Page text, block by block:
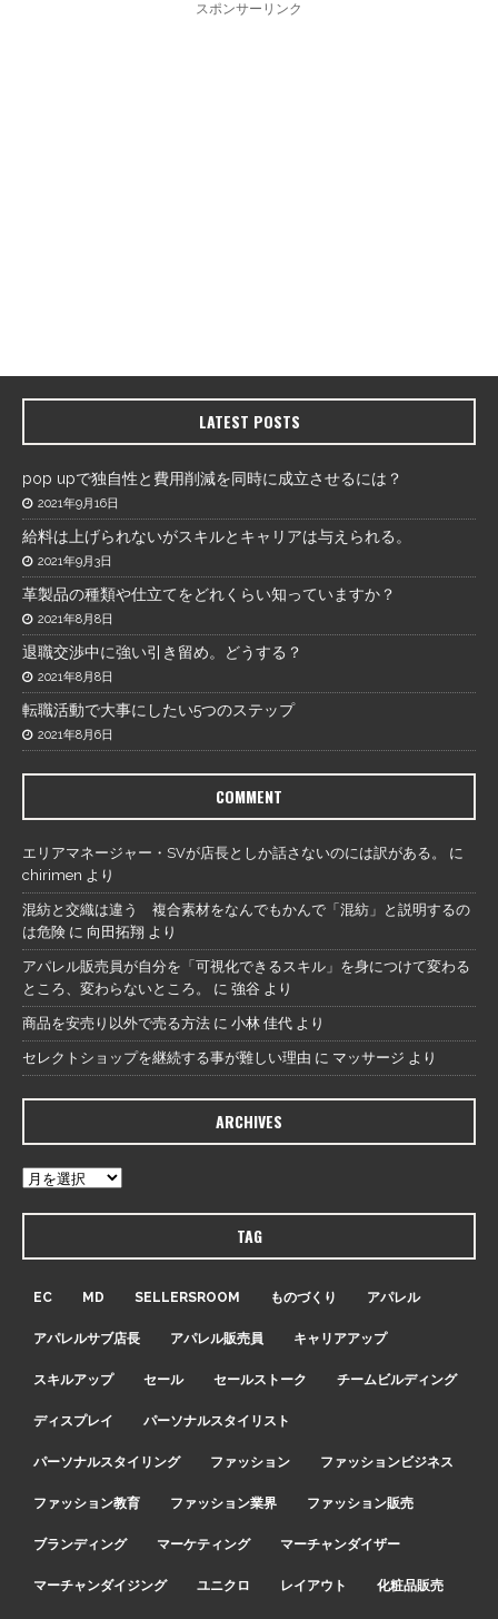
スポンサーリンク
LATEST POSTS
pop upで独自性と費用削減を同時に成立させるには？
2021年9月16日
給料は上げられないがスキルとキャリアは与えられる。
2021年9月3日
革製品の種類や仕立てをどれくらい知っていますか？
2021年8月8日
退職交渉中に強い引き留め。どうする？
2021年8月8日
転職活動で大事にしたい5つのステップ
2021年8月6日
COMMENT
エリアマネージャー・SVが店長としか話さないのには訳がある。
に
chirimen より
混紡と交織は違う 複合素材をなんでもかんで「混紡」と説明するの
は危険 に 向田拓翔 より
アパレル販売員が自分を「可視化できるスキル」を身につけて変わる
ところ、変わらないところ。
に 強谷 より
商品を安売り以外で売る方法 に 小林 佳代 より
セレクトショップを継続する事が難しい理由 に マッサージ より
ARCHIVES
TAG
EC MD SELLERSROOM ものづくり アパレル
アパレルサブ店長 アパレル販売員 キャリアアップ
スキルアップ セール セールストーク チームビルディング
ディスプレイ パーソナルスタイリスト
パーソナルスタイリング ファッション ファッションビジネス
ファッション教育 ファッション業界 ファッション販売
ブランディング マーケティング マーチャンダイザー
マーチャンダイジング ユニクロ レイアウト 化粧品販売